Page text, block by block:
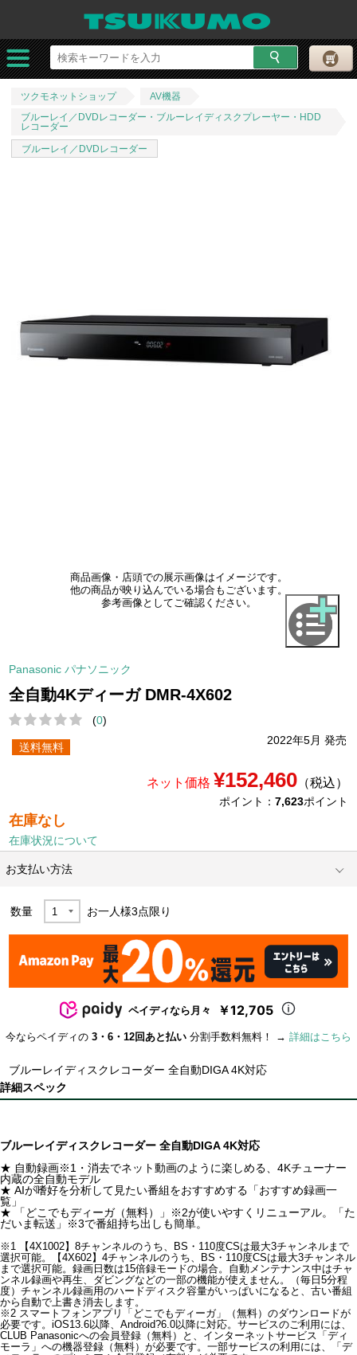
ツクモネットショップ
AV機器
ブルーレイ／DVDレコーダー・ブルーレイディスクプレーヤー・HDD
レコーダー
ブルーレイ／DVDレコーダー
商品画像・店頭での展示画像はイメージです。
他の商品が映り込んでいる場合もございます。
参考画像としてご確認ください。
Panasonic パナソニック
全自動4Kディーガ DMR-4X602
(0)
2022年5月 発売
送料無料
ネット価格 ¥152,460（税込）
ポイント： 7,623ポイント
在庫なし
在庫状況について
お支払い方法
数量 お一人様3点限り
ペイディなら月々 ￥12,705
今ならペイディの 3・6・12回あと払い 分割手数料無料！ → 詳細はこちら
ブルーレイディスクレコーダー 全自動DIGA 4K対応
詳細スペック
ブルーレイディスクレコーダー 全自動DIGA 4K対応
★ 自動録画※1・消去でネット動画のように楽しめる、4Kチューナー
内蔵の全自動モデル
★ AIが嗜好を分析して見たい番組をおすすめする「おすすめ録画一
覧」
★ 「どこでもディーガ（無料）」※2が使いやすくリニューアル。「た
だいま転送」※3で番組持ち出しも簡単。
※1 【4X1002】8チャンネルのうち、BS・110度CSは最大3チャンネルまで
選択可能。【4X602】4チャンネルのうち、BS・110度CSは最大3チャンネル
まで選択可能。録画日数は15倍録モードの場合。自動メンテナンス中はチャ
ンネル録画や再生、ダビングなどの一部の機能が使えません。（毎日5分程
度）チャンネル録画用のハードディスク容量がいっぱいになると、古い番組
から自動で上書き消去します。
※2 スマートフォンアプリ「どこでもディーガ」（無料）のダウンロードが
必要です。iOS13.6以降、Android?6.0以降に対応。サービスのご利用には、
CLUB Panasonicへの会員登録（無料）と、インターネットサービス「ディ
モーラ」への機器登録（無料）が必要です。一部サービスの利用には、「デ